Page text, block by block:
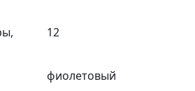
12
фиолетовый